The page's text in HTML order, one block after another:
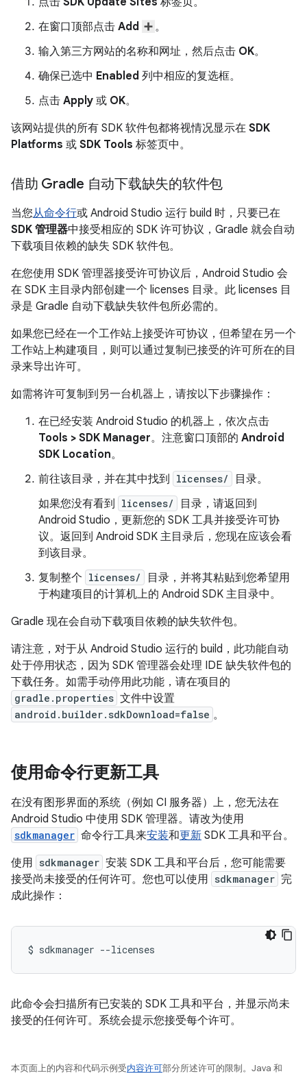
在窗口顶部点击 Add
。
输入第三方网站的名称和网址，然后点击 OK。
确保已选中 Enabled 列中相应的复选框。
点击 Apply 或 OK。
该网站提供的所有 SDK 软件包都将视情况显示在 SDK
Platforms 或 SDK Tools 标签页中。
借助 Gradle 自动下载缺失的软件包
当您从命令行或 Android Studio 运行 build 时，只要已在
SDK 管理器中接受相应的 SDK 许可协议，Gradle 就会自动
下载项目依赖的缺失 SDK 软件包。
在您使用 SDK 管理器接受许可协议后，Android Studio 会
在 SDK 主目录内部创建一个 licenses 目录。此 licenses 目
录是 Gradle 自动下载缺失软件包所必需的。
如果您已经在一个工作站上接受许可协议，但希望在另一个
工作站上构建项目，则可以通过复制已接受的许可所在的目
录来导出许可。
如需将许可复制到另一台机器上，请按以下步骤操作：
在已经安装 Android Studio 的机器上，依次点击
Tools > SDK Manager。注意窗口顶部的 Android
SDK Location。
前往该目录，并在其中找到
licenses/
目录。
如果您没有看到
licenses/
目录，请返回到
Android Studio，更新您的 SDK 工具并接受许可协
议。返回到 Android SDK 主目录后，您现在应该会看
到该目录。
复制整个 licenses/
目录，并将其粘贴到您希望用
于构建项目的计算机上的 Android SDK 主目录中。
Gradle 现在会自动下载项目依赖的缺失软件包。
请注意，对于从 Android Studio 运行的 build，此功能自动
处于停用状态，因为 SDK 管理器会处理 IDE 缺失软件包的
下载任务。如需手动停用此功能，请在项目的
gradle.properties 文件中设置
android.builder.sdkDownload=false 。
使用命令行更新工具
在没有图形界面的系统（例如 CI 服务器）上，您无法在
Android Studio 中使用 SDK 管理器。请改为使用
sdkmanager 命令行工具来安装和更新 SDK 工具和平台。
使用 sdkmanager 安装 SDK 工具和平台后，您可能需要
接受尚未接受的任何许可。您也可以使用 sdkmanager 完
成此操作：
$ sdkmanager --licenses
此命令会扫描所有已安装的 SDK 工具和平台，并显示尚未
接受的任何许可。系统会提示您接受每个许可。
本页面上的内容和代码示例受内容许可部分所述许可的限制。Java 和